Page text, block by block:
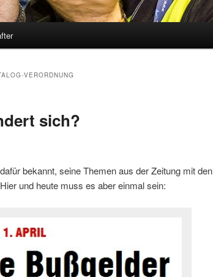
VERORDNUNG
sich?
bekannt, seine Themen aus der Zeitung mit den
und heute muss es aber einmal sein: